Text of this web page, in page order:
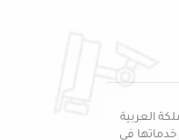
العربية
2020 لتقدم خدماتها في